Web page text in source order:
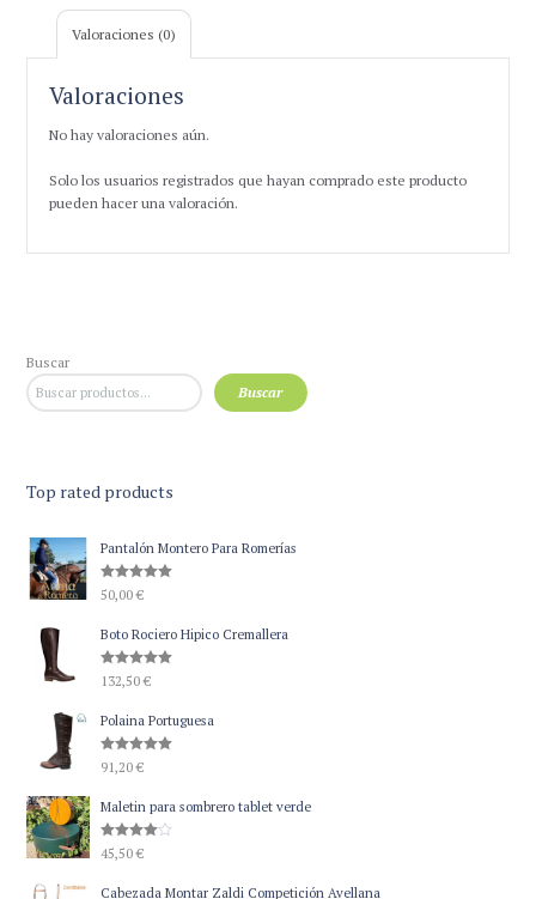
Valoraciones (0)
Valoraciones
No hay valoraciones aún.
Solo los usuarios registrados que hayan comprado este producto
pueden hacer una valoración.
Buscar
Buscar
Top rated products
Pantalón Montero Para Romerías
Valorado
con5.00
50,00€
Boto Rociero Hipico Cremallera
Valorado
con5.00
132,50€
Polaina Portuguesa
Valorado
con5.00
91,20€
Maletin para sombrero tablet verde
Valorado
con4.00
45,50€
Cabezada Montar Zaldi Competición Avellana